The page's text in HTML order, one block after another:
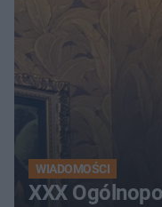
WIADOMOŚCI
XXX